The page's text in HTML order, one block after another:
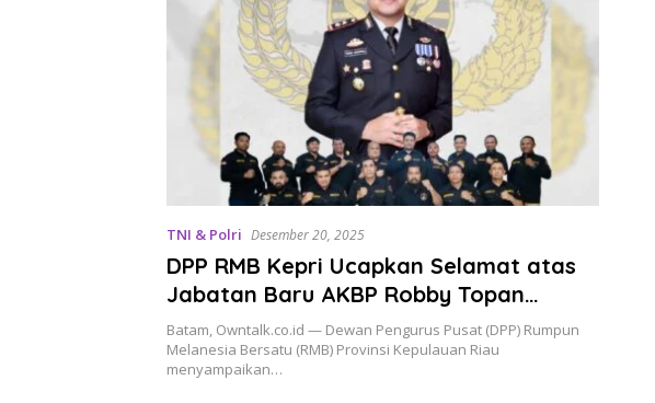
TNI & Polri Desember 20, 2025
DPP RMB Kepri Ucapkan Selamat atas
Jabatan Baru AKBP Robby Topan
Manusiwa
Batam, Owntalk.co.id — Dewan Pengurus Pusat (DPP) Rumpun
Melanesia Bersatu (RMB) Provinsi Kepulauan Riau
menyampaikan…